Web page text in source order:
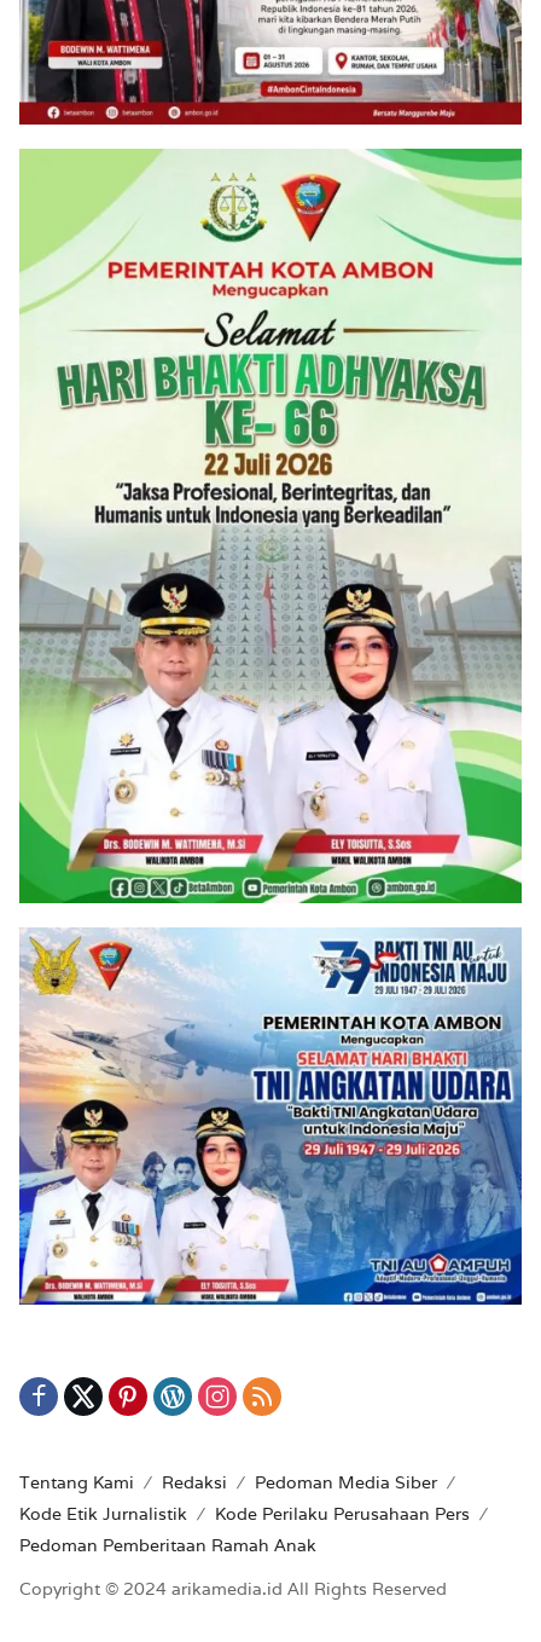
Tentang Kami Redaksi
Pedoman Media Siber
Kode Etik Jurnalistik
Kode Perilaku Perusahaan Pers
Pedoman Pemberitaan Ramah Anak
Copyright © 2024 arikamedia.id All Rights Reserved